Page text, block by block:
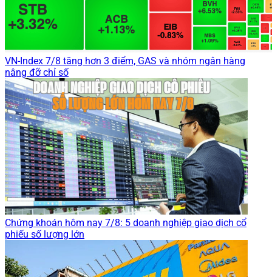
VN-Index 7/8 tăng hơn 3 điểm, GAS và nhóm ngân hàng
nâng đỡ chỉ số
Chứng khoán hôm nay 7/8: 5 doanh nghiệp giao dịch cổ
phiếu số lượng lớn